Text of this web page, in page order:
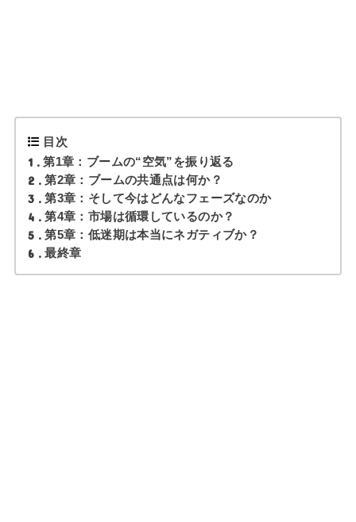
目次
1
第1章：ブームの“空気”を振り返る
2 第2章：ブームの共通点は何か？
3 第3章：そして今はどんなフェーズなのか
4 第4章：市場は循環しているのか？
5 第5章：低迷期は本当にネガティブか？
6 最終章